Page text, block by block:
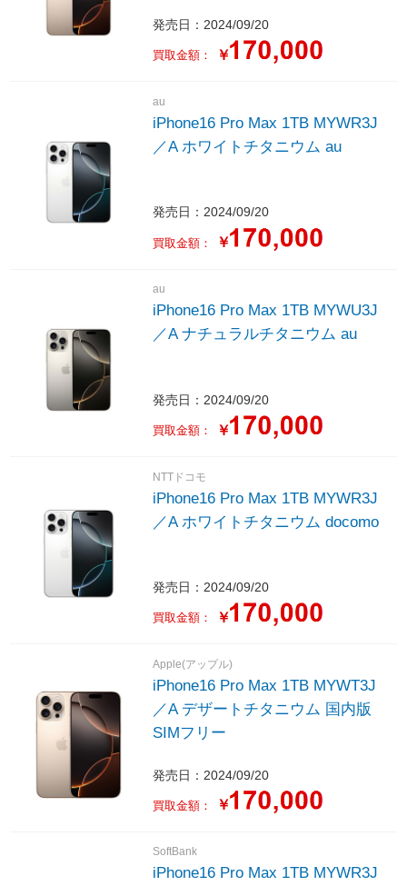
発売日：2024/09/20
買取金額： ￥
au
iPhone16 Pro Max 1TB MYWR3J
／A ホワイトチタニウム au
発売日：2024/09/20
買取金額： ￥
au
iPhone16 Pro Max 1TB MYWU3J
／A ナチュラルチタニウム au
発売日：2024/09/20
買取金額： ￥
NTTドコモ
iPhone16 Pro Max 1TB MYWR3J
／A ホワイトチタニウム docomo
発売日：2024/09/20
買取金額： ￥
Apple(アップル)
iPhone16 Pro Max 1TB MYWT3J
／A デザートチタニウム 国内版
SIMフリー
発売日：2024/09/20
買取金額： ￥
SoftBank
iPhone16 Pro Max 1TB MYWR3J